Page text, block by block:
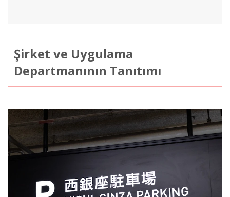
Şirket ve Uygulama
Departmanının Tanıtımı